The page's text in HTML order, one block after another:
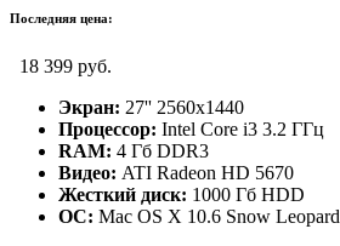
Последняя цена:
18 399 руб.
Экран: 27'' 2560x1440
Процессор: Intel Core i3 3.2 ГГц
RAM: 4 Гб DDR3
Видео: ATI Radeon HD 5670
Жесткий диск: 1000 Гб HDD
ОС: Mac OS X 10.6 Snow Leopard